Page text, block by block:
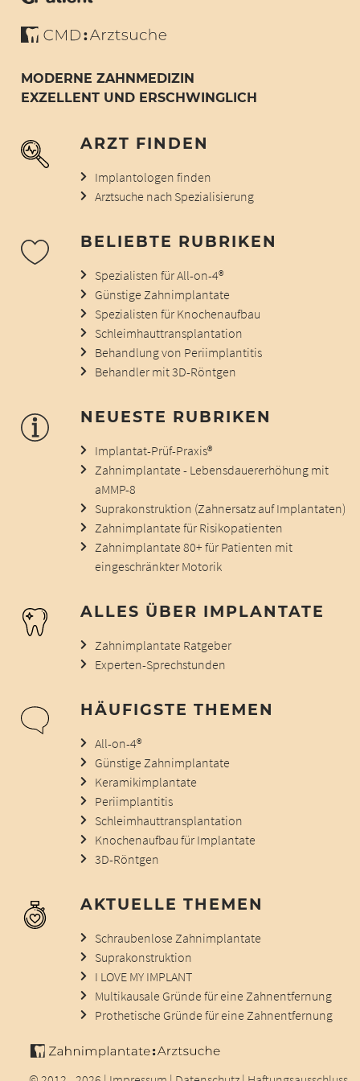
MODERNE ZAHNMEDIZIN
EXZELLENT UND ERSCHWINGLICH
ARZT FINDEN
Implantologen finden
Arztsuche nach Spezialisierung
BELIEBTE RUBRIKEN
Spezialisten für All-on-4®
Günstige Zahnimplantate
Spezialisten für Knochenaufbau
Schleimhauttransplantation
Behandlung von Periimplantitis
Behandler mit 3D-Röntgen
NEUESTE RUBRIKEN
Implantat-Prüf-Praxis®
Zahnimplantate - Lebensdauererhöhung mit
aMMP-8
Suprakonstruktion (Zahnersatz auf Implantaten)
Zahnimplantate für Risikopatienten
Zahnimplantate 80+ für Patienten mit
eingeschränkter Motorik
ALLES ÜBER IMPLANTATE
Zahnimplantate Ratgeber
Experten-Sprechstunden
HÄUFIGSTE THEMEN
All-on-4®
Günstige Zahnimplantate
Keramikimplantate
Periimplantitis
Schleimhauttransplantation
Knochenaufbau für Implantate
3D-Röntgen
AKTUELLE THEMEN
Schraubenlose Zahnimplantate
Suprakonstruktion
I LOVE MY IMPLANT
Multikausale Gründe für eine Zahnentfernung
Prothetische Gründe für eine Zahnentfernung